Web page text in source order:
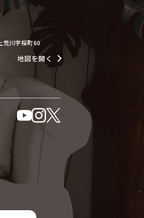
荒川字桜町60
地図を開く